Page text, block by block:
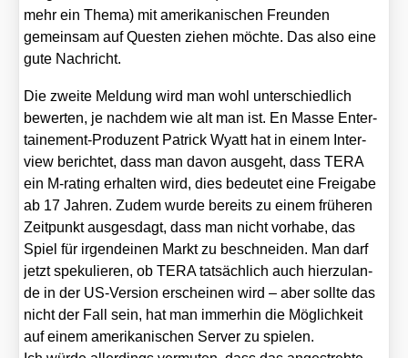
mehr ein The­ma) mit ame­ri­ka­ni­schen Freun­den
gemein­sam auf Ques­ten zie­hen möch­te. Das also eine
gute Nach­richt.
Die zwei­te Mel­dung wird man wohl unter­schied­lich
bewer­ten, je nach­dem wie alt man ist. En Mas­se Enter­
tai­ne­ment-Pro­du­zent Patrick Wyatt hat in einem Inter­
view berich­tet, dass man davon aus­geht, dass TERA
ein M‑rating erhal­ten wird, dies bedeu­tet eine Frei­ga­be
ab 17 Jah­ren. Zudem wur­de bereits zu einem frü­he­ren
Zeit­punkt aus­ges­dagt, dass man nicht vor­ha­be, das
Spiel für irgend­ei­nen Markt zu beschnei­den. Man darf
jetzt spe­ku­lie­ren, ob TERA tat­säch­lich auch hier­zu­lan­
de in der US-Ver­si­on erschei­nen wird – aber soll­te das
nicht der Fall sein, hat man immer­hin die Mög­lich­keit
auf einem ame­ri­ka­ni­schen Ser­ver zu spie­len.